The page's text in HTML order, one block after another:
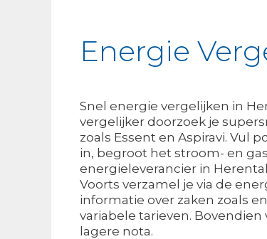
Energie
Snel energie vergelijken in
vergelijker doorzoek je
zoals Essent en Aspiravi. Vul
in, begroot het stroom- en
energieleverancier in
Voorts verzamel je via de
informatie over zaken zoals
variabele tarieven.
lagere nota.